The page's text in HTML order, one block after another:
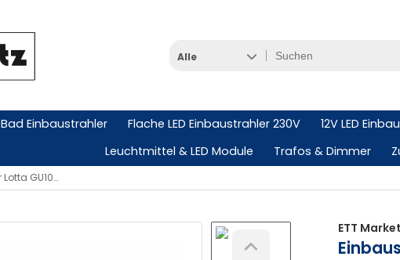
Alle
Bad Einbaustrahler Flache LED Einbaustrahler 230V 12V LED
Leuchtmittel & LED Module
Trafos & Dimmer
Einbaustrahler Lotta GU10/MR16/Modul starr Ø80 mm
ETT